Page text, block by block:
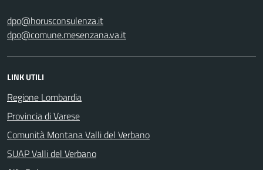
dpo@horusconsulenza.it
dpo@comune.mesenzana.va.it
LINK UTILI
Regione Lombardia
Provincia di Varese
Comunità Montana Valli del Verbano
SUAP Valli del Verbano